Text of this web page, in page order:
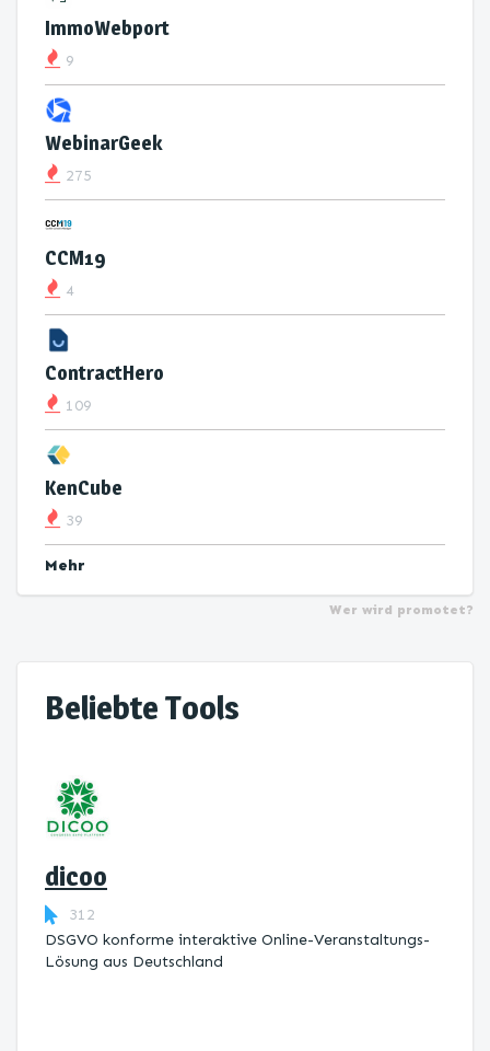
ImmoWebport
9
WebinarGeek
275
CCM19
4
ContractHero
109
KenCube
39
Mehr
Wer wird promotet?
Beliebte Tools
dicoo
312
DSGVO konforme interaktive Online-Veranstaltungs-
Lösung aus Deutschland